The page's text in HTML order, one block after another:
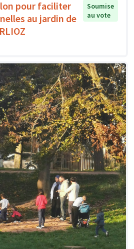
pour faciliter
au jardin de
Soumise
au vote